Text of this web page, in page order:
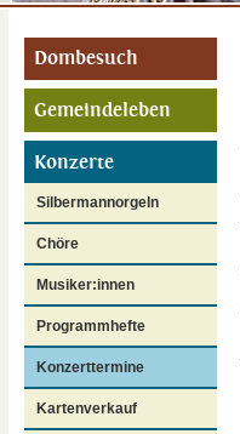
Dombesuch
Gemeindeleben
Konzerte
Silbermannorgeln
Chöre
Musiker:innen
Programmhefte
Konzerttermine
Kartenverkauf